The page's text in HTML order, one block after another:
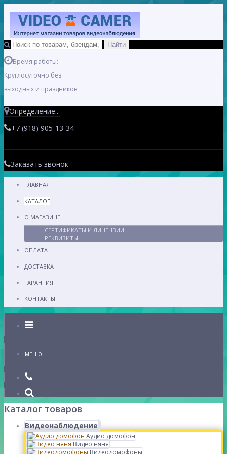
Время работы:
Круглосуточно без
выходных и праздников
Определение...
+7 (918) 905-13-34
Заказать звонок
ГЛАВНАЯ
КАТАЛОГ
О МАГАЗИНЕ
СЕРТИФИКАТЫ И ЛИЦЕНЗИИ
РЕКВИЗИТЫ
ОПЛАТА
ДОСТАВКА
ГАРАНТИЯ
КОНТАКТЫ
Каталог
МЕНЮ
Каталог товаров
Видеонаблюдение
Аудио домофон
Видео няня
Видеодомофоны